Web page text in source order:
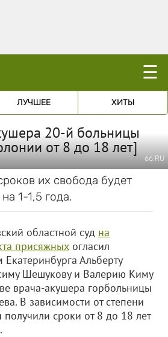
☰
ЛУЧШЕЕ ХИТЫ
20-й больницы
от 8 до 18 лет]
66.RU
их свобода будет
1-1,5 года.
областной суд на
присяжных огласил
Альберту
Шешукову и Валерию Киму
врача-акушера горбольницы
В зависимости от степени
сроки от 8 до 18 лет